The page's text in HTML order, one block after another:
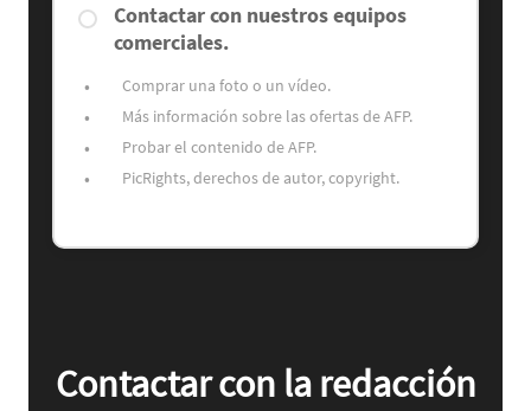
Contactar con nuestros equipos
comerciales.
Comprar una foto o un vídeo.
Más información sobre las ofertas de AFP.
Probar el contenido de AFP.
PicRights, derechos de autor, copyright.
Contactar con la redacción